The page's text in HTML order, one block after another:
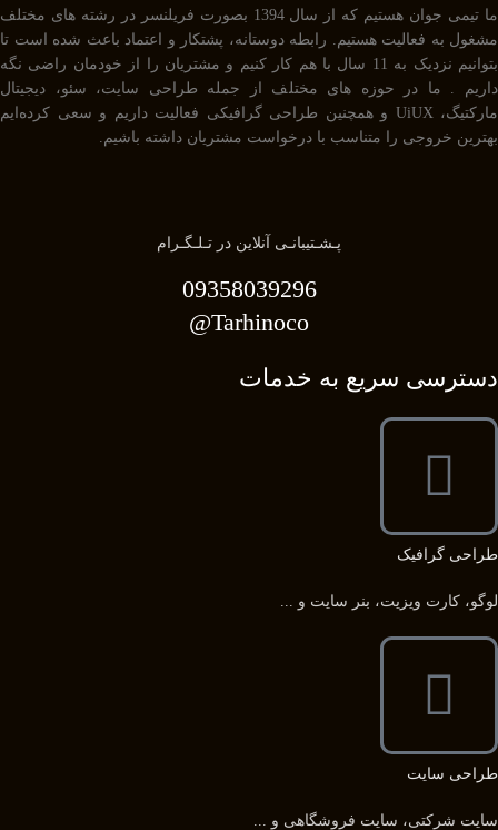
ما تیمی جوان هستیم که از سال 1394 بصورت فریلنسر در رشته های مختلف
مشغول به فعالیت هستیم. رابطه دوستانه، پشتکار و اعتماد باعث شده است تا
بتوانیم نزدیک به 11 سال با هم کار کنیم و مشتریان را از خودمان راضی نگه
داریم . ما در حوزه های مختلف از جمله طراحی سایت، سئو، دیجیتال
مارکتیگ، UiUX و همچنین طراحی گرافیکی فعالیت داریم و سعی کرده‌ایم
بهترین خروجی را متناسب با درخواست مشتریان داشته باشیم.
پـشـتیبانـی آنلاین در تـلـگـرام
09358039296
Tarhinoco@​
دسترسی سریع به خدمات
طراحی گرافیک
لوگو، کارت ویزیت، بنر سایت و ...
طراحی سایت
سایت شرکتی، سایت فروشگاهی و ...